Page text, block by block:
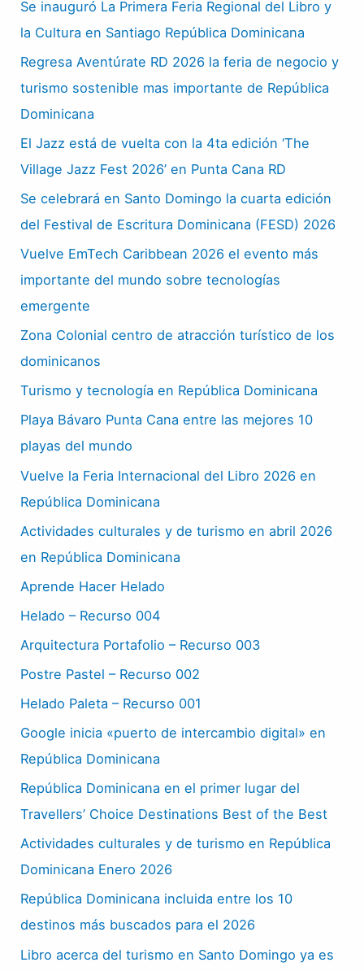
Se inauguró La Primera Feria Regional del Libro y
la Cultura en Santiago República Dominicana
Regresa Aventúrate RD 2026 la feria de negocio y
turismo sostenible mas importante de República
Dominicana
El Jazz está de vuelta con la 4ta edición ‘The
Village Jazz Fest 2026’ en Punta Cana RD
Se celebrará en Santo Domingo la cuarta edición
del Festival de Escritura Dominicana (FESD) 2026
Vuelve EmTech Caribbean 2026 el evento más
importante del mundo sobre tecnologías
emergente
Zona Colonial centro de atracción turístico de los
dominicanos
Turismo y tecnología en República Dominicana
Playa Bávaro Punta Cana entre las mejores 10
playas del mundo
Vuelve la Feria Internacional del Libro 2026 en
República Dominicana
Actividades culturales y de turismo en abril 2026
en República Dominicana
Aprende Hacer Helado
Helado – Recurso 004
Arquitectura Portafolio – Recurso 003
Postre Pastel – Recurso 002
Helado Paleta – Recurso 001
Google inicia «puerto de intercambio digital» en
República Dominicana
República Dominicana en el primer lugar del
Travellers’ Choice Destinations Best of the Best
Actividades culturales y de turismo en República
Dominicana Enero 2026
República Dominicana incluida entre los 10
destinos más buscados para el 2026
Libro acerca del turismo en Santo Domingo ya es